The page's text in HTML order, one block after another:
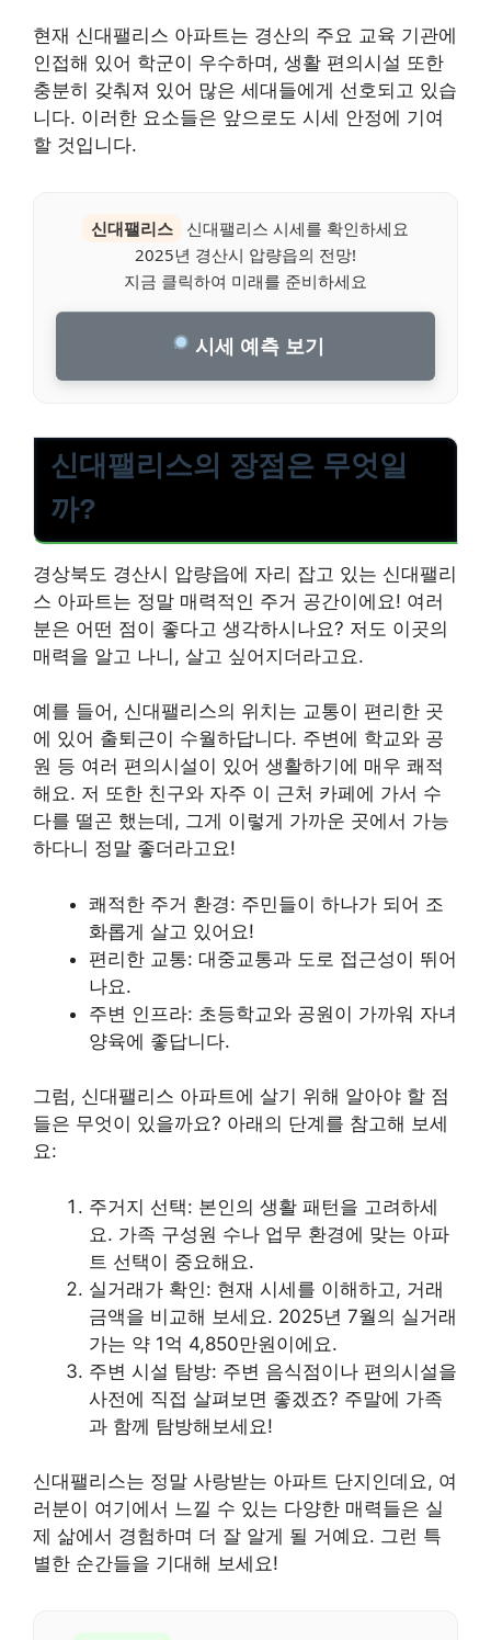
현재 신대팰리스 아파트는 경산의 주요 교육 기관에
인접해 있어 학군이 우수하며, 생활 편의시설 또한
충분히 갖춰져 있어 많은 세대들에게 선호되고 있습
니다. 이러한 요소들은 앞으로도 시세 안정에 기여
할 것입니다.
신대팰리스
신대팰리스 시세를 확인하세요
2025년 경산시 압량읍의 전망!
지금 클릭하여 미래를 준비하세요
시세 예측 보기
신대팰리스의 장점은 무엇일
까?
경상북도 경산시 압량읍에 자리 잡고 있는 신대팰리
스 아파트는 정말 매력적인 주거 공간이에요! 여러
분은 어떤 점이 좋다고 생각하시나요? 저도 이곳의
매력을 알고 나니, 살고 싶어지더라고요.
예를 들어, 신대팰리스의 위치는 교통이 편리한 곳
에 있어 출퇴근이 수월하답니다. 주변에 학교와 공
원 등 여러 편의시설이 있어 생활하기에 매우 쾌적
해요. 저 또한 친구와 자주 이 근처 카페에 가서 수
다를 떨곤 했는데, 그게 이렇게 가까운 곳에서 가능
하다니 정말 좋더라고요!
쾌적한 주거 환경: 주민들이 하나가 되어 조
화롭게 살고 있어요!
편리한 교통: 대중교통과 도로 접근성이 뛰어
나요.
주변 인프라: 초등학교와 공원이 가까워 자녀
양육에 좋답니다.
그럼, 신대팰리스 아파트에 살기 위해 알아야 할 점
들은 무엇이 있을까요? 아래의 단계를 참고해 보세
요:
주거지 선택: 본인의 생활 패턴을 고려하세
요. 가족 구성원 수나 업무 환경에 맞는 아파
트 선택이 중요해요.
실거래가 확인: 현재 시세를 이해하고, 거래
금액을 비교해 보세요. 2025년 7월의 실거래
가는 약 1억 4,850만원이에요.
주변 시설 탐방: 주변 음식점이나 편의시설을
사전에 직접 살펴보면 좋겠죠? 주말에 가족
과 함께 탐방해보세요!
신대팰리스는 정말 사랑받는 아파트 단지인데요, 여
러분이 여기에서 느낄 수 있는 다양한 매력들은 실
제 삶에서 경험하며 더 잘 알게 될 거예요. 그런 특
별한 순간들을 기대해 보세요!